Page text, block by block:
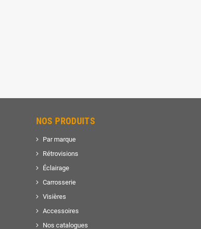
NOS PRODUITS
Par marque
Rétrovisions
Éclairage
Carrosserie
Visières
Accessoires
Nos catalogues